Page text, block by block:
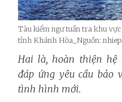
Tàu kiểm ngư tuần tra khu
tỉnh Khánh Hòa_Nguồn:
Hai là, hoàn thiện hệ
đáp ứng yêu cầu bảo
tình hình mới.